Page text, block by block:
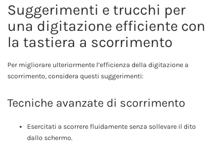
Suggerimenti e trucchi per
una digitazione efficiente con
la tastiera a scorrimento
Per migliorare ulteriormente l’efficienza della digitazione a
scorrimento, considera questi suggerimenti:
Tecniche avanzate di scorrimento
Esercitati a scorrere fluidamente senza sollevare il dito
dallo schermo.